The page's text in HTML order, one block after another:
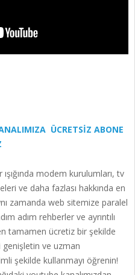
ÜCRETSİZ ABONE
modem kurulumları, tv
ve daha fazlası hakkında en
zamanda web sitemize paralel
adım rehberler ve ayrıntılı
tamamen ücretiz bir şekilde
ve uzman
şekilde kullanmayı öğrenin!